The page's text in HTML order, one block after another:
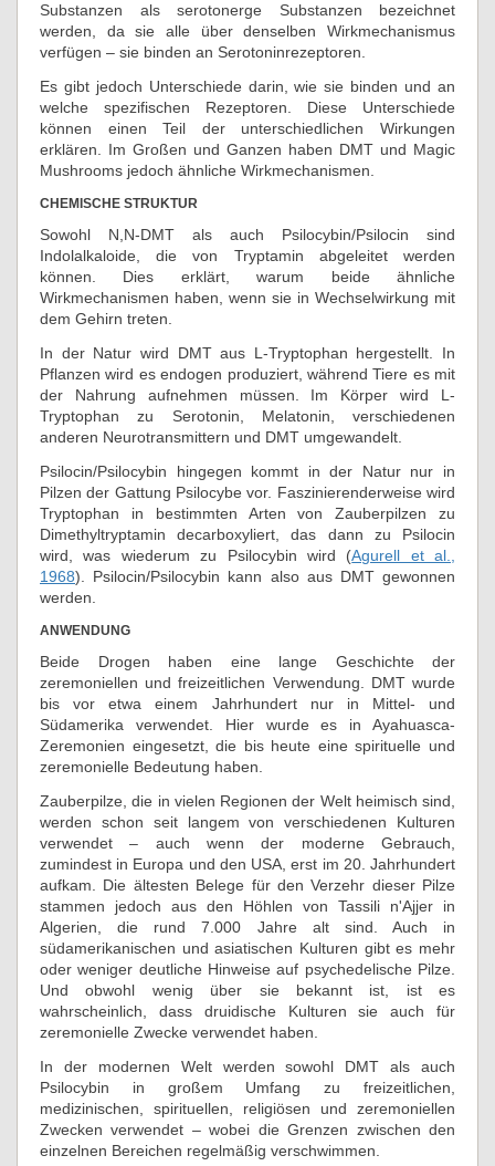
Substanzen als serotonerge Substanzen bezeichnet
werden, da sie alle über denselben Wirkmechanismus
verfügen – sie binden an Serotoninrezeptoren.
Es gibt jedoch Unterschiede darin, wie sie binden und an
welche spezifischen Rezeptoren. Diese Unterschiede
können einen Teil der unterschiedlichen Wirkungen
erklären. Im Großen und Ganzen haben DMT und Magic
Mushrooms jedoch ähnliche Wirkmechanismen.
CHEMISCHE STRUKTUR
Sowohl N,N-DMT als auch Psilocybin/Psilocin sind
Indolalkaloide, die von Tryptamin abgeleitet werden
können. Dies erklärt, warum beide ähnliche
Wirkmechanismen haben, wenn sie in Wechselwirkung mit
dem Gehirn treten.
In der Natur wird DMT aus L-Tryptophan hergestellt. In
Pflanzen wird es endogen produziert, während Tiere es mit
der Nahrung aufnehmen müssen. Im Körper wird L-
Tryptophan zu Serotonin, Melatonin, verschiedenen
anderen Neurotransmittern und DMT umgewandelt.
Psilocin/Psilocybin hingegen kommt in der Natur nur in
Pilzen der Gattung Psilocybe vor. Faszinierenderweise wird
Tryptophan in bestimmten Arten von Zauberpilzen zu
Dimethyltryptamin decarboxyliert, das dann zu Psilocin
wird, was wiederum zu Psilocybin wird (Agurell et al.,
1968). Psilocin/Psilocybin kann also aus DMT gewonnen
werden.
ANWENDUNG
Beide Drogen haben eine lange Geschichte der
zeremoniellen und freizeitlichen Verwendung. DMT wurde
bis vor etwa einem Jahrhundert nur in Mittel- und
Südamerika verwendet. Hier wurde es in Ayahuasca-
Zeremonien eingesetzt, die bis heute eine spirituelle und
zeremonielle Bedeutung haben.
Zauberpilze, die in vielen Regionen der Welt heimisch sind,
werden schon seit langem von verschiedenen Kulturen
verwendet – auch wenn der moderne Gebrauch,
zumindest in Europa und den USA, erst im 20. Jahrhundert
aufkam. Die ältesten Belege für den Verzehr dieser Pilze
stammen jedoch aus den Höhlen von Tassili n'Ajjer in
Algerien, die rund 7.000 Jahre alt sind. Auch in
südamerikanischen und asiatischen Kulturen gibt es mehr
oder weniger deutliche Hinweise auf psychedelische Pilze.
Und obwohl wenig über sie bekannt ist, ist es
wahrscheinlich, dass druidische Kulturen sie auch für
zeremonielle Zwecke verwendet haben.
In der modernen Welt werden sowohl DMT als auch
Psilocybin in großem Umfang zu freizeitlichen,
medizinischen, spirituellen, religiösen und zeremoniellen
Zwecken verwendet – wobei die Grenzen zwischen den
einzelnen Bereichen regelmäßig verschwimmen.